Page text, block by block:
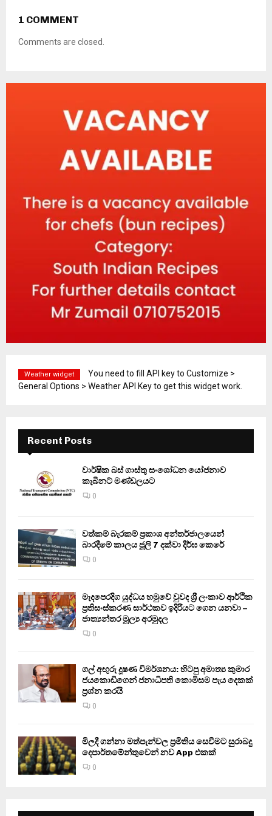
1 COMMENT
Comments are closed.
Weather widget
You need to fill API key to Customize >
General Options > Weather API Key to get this widget work.
Recent Posts
වාර්ෂික බස් ගාස්තු සංශෝධන යෝජනාව
කැබිනට් මණ්ඩලයට
0
වත්කම් බැරකම් ප්‍රකාශ අන්තර්ජාලයෙන්
බාරදීමේ කාලය ජූලි 7 දක්වා දීර්ඝ කෙරේ
0
මැදපෙරදිග යුද්ධය හමුවේ වුවද ශ්‍රී ලංකාව ආර්ථික
ප්‍රතිසංස්කරණ සාර්ථකව ඉදිරියට ගෙන යනවා –
ජාත්‍යන්තර මූල්‍ය අරමුදල
0
ගල් අඟුරු දූෂණ විමර්ශනය: හිටපු අමාත්‍ය කුමාර
ජයකොඩිගෙන් ජනාධිපති කොමිසම පැය දෙකක්
ප්‍රශ්න කරයි
0
මිලදී ගන්නා මත්පැන්වල ප්‍රමිතිය සෙවීමට සුරාබදු
දෙපාර්තමේන්තුවෙන් නව App එකක්
0